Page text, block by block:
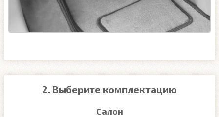
2. Выберите комплектацию
Салон